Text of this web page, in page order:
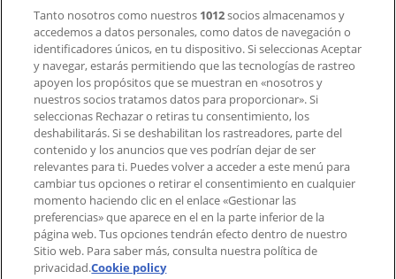
Contacto comercial y de marketing
Tienda mal colocada en el mapa
Notificar un folleto
¿Encontraste un problema en la web o en la
aplicación?
Índices
Marcas
Marcas locales
Negocios
Tanto nosotros como nuestros 1012socios almacenamos y
accedemos a datos personales, como datos de navegación o
identificadores únicos, en tu dispositivo. Si seleccionas Aceptar
y navegar, estarás permitiendo que las tecnologías de rastreo
apoyen los propósitos que se muestran en «nosotros y
nuestros socios tratamos datos para proporcionar». Si
seleccionas Rechazar o retiras tu consentimiento, los
deshabilitarás. Si se deshabilitan los rastreadores, parte del
contenido y los anuncios que ves podrían dejar de ser
relevantes para ti. Puedes volver a acceder a este menú para
cambiar tus opciones o retirar el consentimiento en cualquier
momento haciendo clic en el enlace «Gestionar las
preferencias» que aparece en el en la parte inferior de la
página web. Tus opciones tendrán efecto dentro de nuestro
Sitio web. Para saber más, consulta nuestra política de
privacidad.Cookie policy